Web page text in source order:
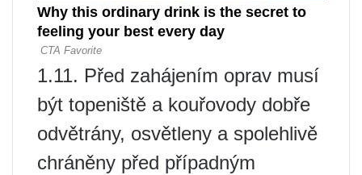
1.11. Před zahájením oprav musí
být topeniště a kouřovody dobře
odvětrány, osvětleny a spolehlivě
chráněny před případným